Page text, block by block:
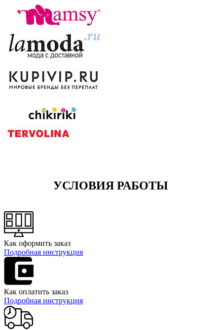
УСЛОВИЯ РАБОТЫ
Как оформить заказ
Подробная инструкция
Как оплатить заказ
Подробная инструкция